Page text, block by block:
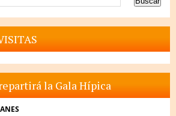
la Gala Hípica